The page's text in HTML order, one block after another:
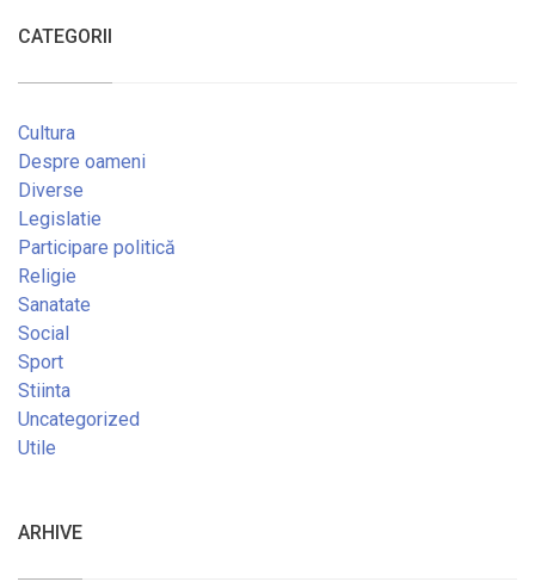
CATEGORII
Cultura
Despre oameni
Diverse
Legislatie
Participare politică
Religie
Sanatate
Social
Sport
Stiinta
Uncategorized
Utile
ARHIVE